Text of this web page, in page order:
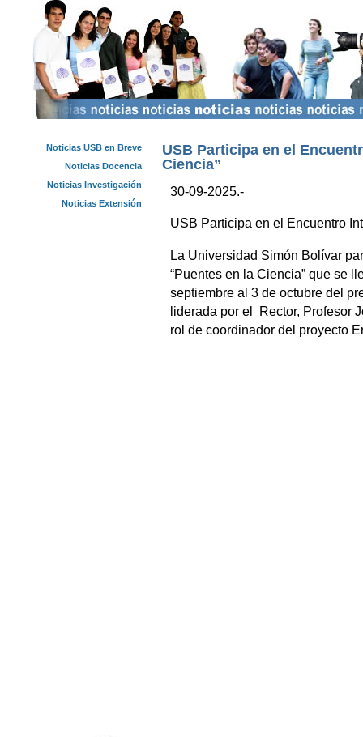
USB Participa en el
Ciencia”
30-09-2025.-
USB Participa en el Encuentro
La Universidad Simón Bolívar
“Puentes en la Ciencia” que se
septiembre al 3 de octubre del
liderada por el Rector, Profesor
rol de coordinador del proyecto
Noticias USB en Breve
Noticias Docencia
Noticias Investigación
Noticias Extensión